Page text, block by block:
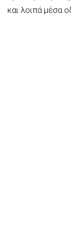
και λοιπά μέσα